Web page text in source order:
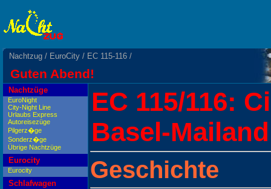
Nachtzug / EuroCity / EC 115-116 /
Guten Abend!
Nachtzüge
EuroNight
City-Night Line
Urlaubs Express
Autoreisezüge
Pilgerz�ge
Sonderz�ge
Übrige Nachtzüge
Eurocity
Eurocity
Schlafwagen
EC 115/116:
Basel-Mailand
Geschichte